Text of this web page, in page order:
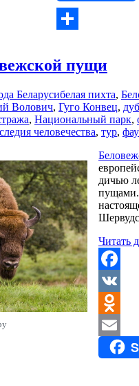
пущи
Беларусибелая пихта,
Волович, Гуго Конвец, дуб
, Национальный парк,
человечества, тур,
дичью
пущами.
Читать
Facebook
VK
Email